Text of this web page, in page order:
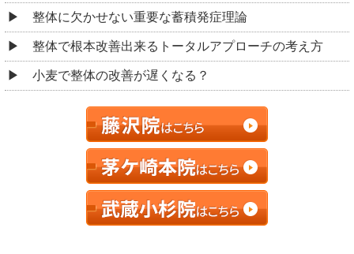
整体に欠かせない重要な蓄積発症理論
整体で根本改善出来るトータルアプローチの考え方
小麦で整体の改善が遅くなる？